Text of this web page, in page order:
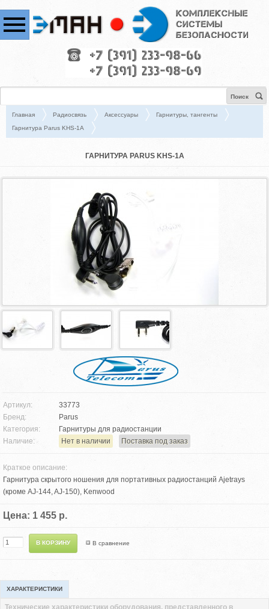
Поиск
Главная Радиосвязь Аксессуары
Гарнитуры, тангенты
Гарнитура Parus KHS-1A
ГАРНИТУРА PARUS KHS-1A
Артикул:
33773
Бренд:
Parus
Категория:
Гарнитуры для радиостанции
Наличие:
Нет в наличии Поставка под заказ
Краткое описание:
Гарнитура скрытого ношения для портативных радиостанций Ajetrays
(кроме AJ-144, AJ-150), Kenwood
Цена: 1 455 р.
В сравнение
ХАРАКТЕРИСТИКИ
Технические характеристики оборудования, представленного в